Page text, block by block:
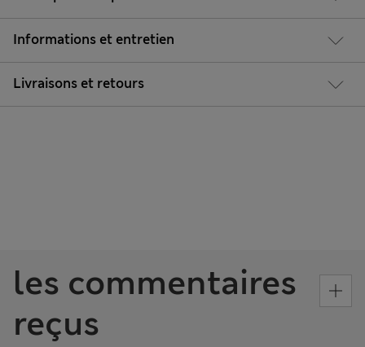
Informations et entretien
Livraisons et retours
les commentaires
reçus